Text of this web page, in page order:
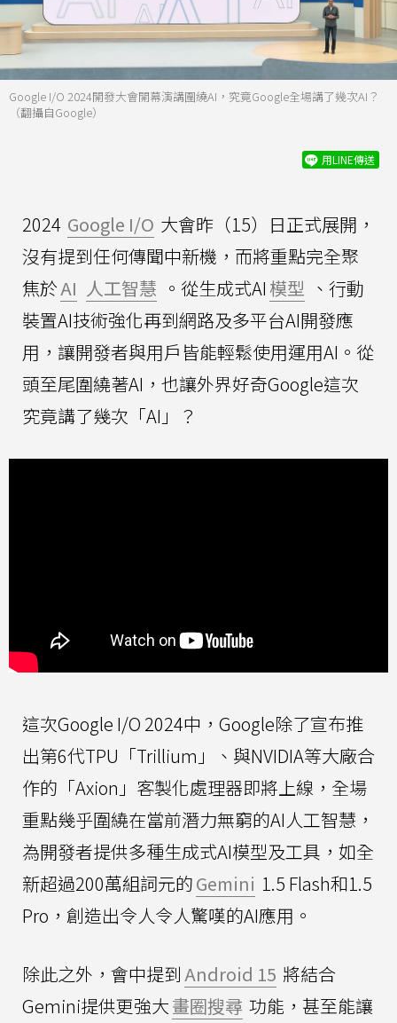
Google I/O 2024開發大會開幕演講圍繞AI，究竟Google全場講了幾次AI？
（翻攝自Google）
用LINE傳送
2024 Google I/O 大會昨（15）日正式展開，
沒有提到任何傳聞中新機，而將重點完全聚
焦於AI 人工智慧 。從生成式AI 模型 、行動
裝置AI技術強化再到網路及多平台AI開發應
用，讓開發者與用戶皆能輕鬆使用運用AI。從
頭至尾圍繞著AI，也讓外界好奇Google這次
究竟講了幾次「AI」？
這次Google I/O 2024中，Google除了宣布推
出第6代TPU「Trillium」、與NVIDIA等大廠合
作的「Axion」客製化處理器即將上線，全場
重點幾乎圍繞在當前潛力無窮的AI人工智慧，
為開發者提供多種生成式AI模型及工具，如全
新超過200萬組詞元的Gemini 1.5 Flash和1.5
Pro，創造出令人令人驚嘆的AI應用。
除此之外，會中提到 Android 15 將結合
Gemini提供更強大畫圈搜尋 功能，甚至能讓